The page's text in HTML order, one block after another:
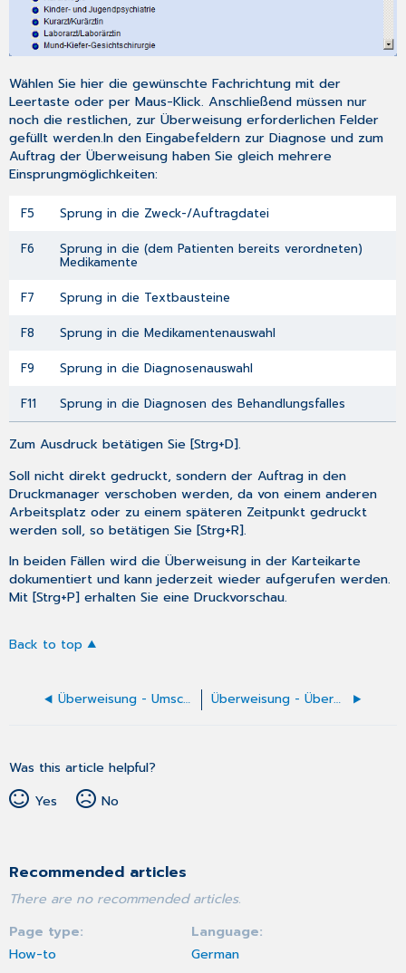
Wählen Sie hier die gewünschte Fachrichtung mit der
Leertaste oder per Maus-Klick. Anschließend müssen nur
noch die restlichen, zur Überweisung erforderlichen Felder
gefüllt werden.In den Eingabefeldern zur Diagnose und zum
Auftrag der Überweisung haben Sie gleich mehrere
Einsprungmöglichkeiten:
F5 Sprung in die Zweck-/Auftragdatei
F6 Sprung in die (dem Patienten bereits verordneten)
Medikamente
F7 Sprung in die Textbausteine
F8 Sprung in die Medikamentenauswahl
F9 Sprung in die Diagnosenauswahl
F11 Sprung in die Diagnosen des Behandlungsfalles
Zum Ausdruck betätigen Sie [Strg+D].
Soll nicht direkt gedruckt, sondern der Auftrag in den
Druckmanager verschoben werden, da von einem anderen
Arbeitsplatz oder zu einem späteren Zeitpunkt gedruckt
werden soll, so betätigen Sie [Strg+R].
In beiden Fällen wird die Überweisung in der Karteikarte
dokumentiert und kann jederzeit wieder aufgerufen werden.
Mit [Strg+P] erhalten Sie eine Druckvorschau.
Back to top
Überweisung - Umschlag an Überweiser des Patienten Überweisung - Überweisung Labor
Was this article helpful?
Yes
No
Recommended articles
There are no recommended articles.
Page type
How-to
Language
German